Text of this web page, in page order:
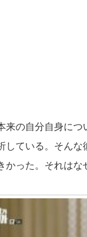
来の自分自身に
している。そん
かった。それはな